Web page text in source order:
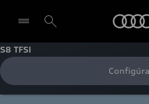
Seleccionar
S8 TFSI